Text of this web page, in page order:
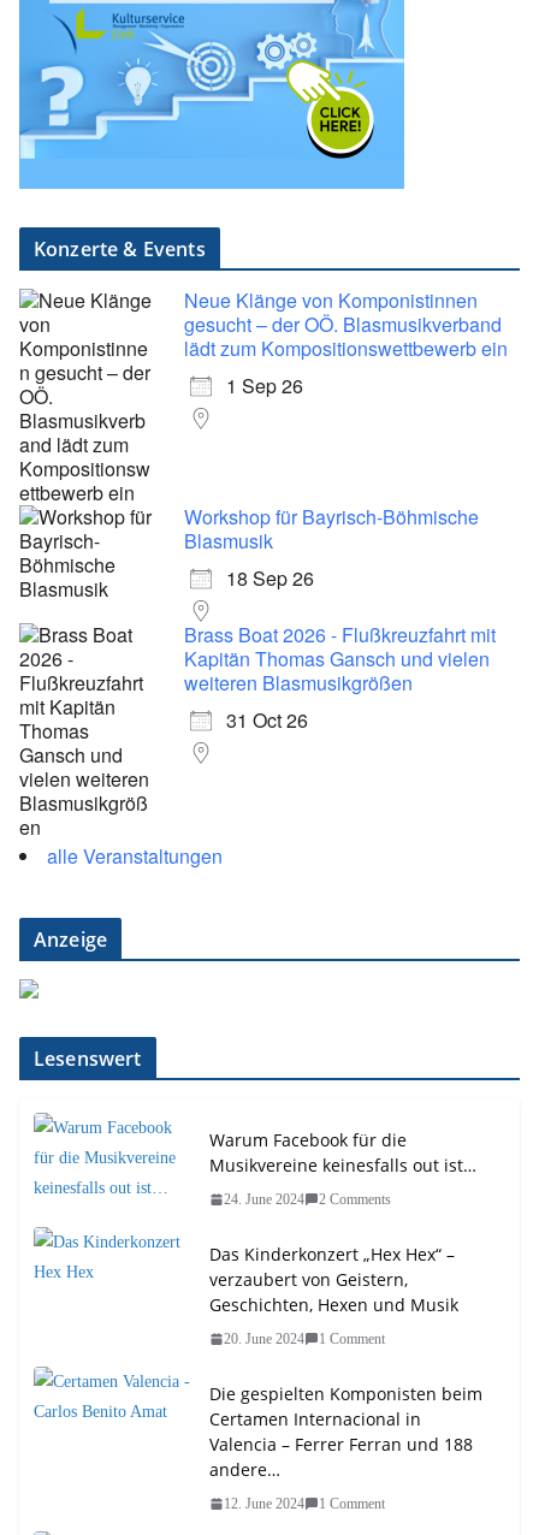
Konzerte & Events
Neue Klänge von Komponistinnen
gesucht – der OÖ. Blasmusikverband
lädt zum Kompositionswettbewerb ein
1 Sep 26
Workshop für Bayrisch-Böhmische
Blasmusik
18 Sep 26
Brass Boat 2026 - Flußkreuzfahrt mit
Kapitän Thomas Gansch und vielen
weiteren Blasmusikgrößen
31 Oct 26
alle Veranstaltungen
Anzeige
Lesenswert
Warum Facebook für die
Musikvereine keinesfalls out ist…
24. June 2024 2 Comments
Das Kinderkonzert „Hex Hex“ –
verzaubert von Geistern,
Geschichten, Hexen und Musik
20. June 2024 1 Comment
Die gespielten Komponisten beim
Certamen Internacional in
Valencia – Ferrer Ferran und 188
andere…
12. June 2024 1 Comment